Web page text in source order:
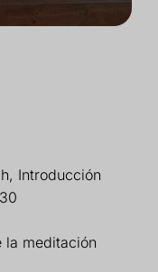
Introducción
la meditación